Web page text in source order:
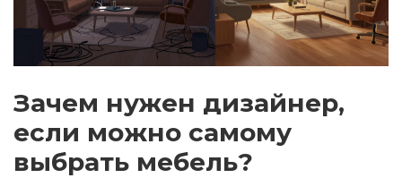
Зачем нужен дизайнер,
если можно самому
выбрать мебель?